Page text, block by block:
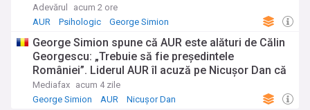
Adevărul
acum 2 ore
AUR
Psihologic George Simion
George Simion spune că AUR este alături de Călin
Georgescu: „Trebuie să fie președintele
României”. Liderul AUR îl acuză pe Nicușor Dan că
„nu respectă Constituția”
Mediafax acum 4 zile
George Simion
AUR Nicușor Dan